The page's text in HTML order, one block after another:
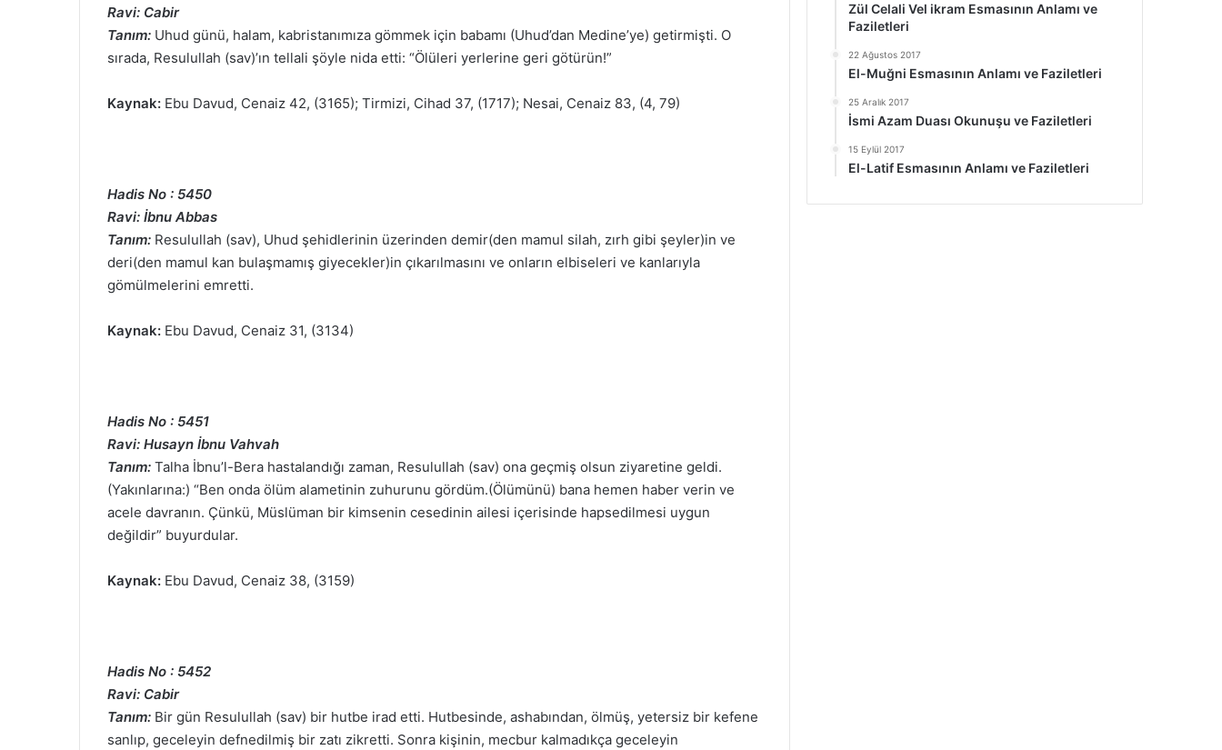
Ravi: Cabir
Tanım: Uhud günü, halam, kabristanımıza gömmek için babamı (Uhud’dan Medine’ye) getirmişti. O
sırada, Resulullah (sav)’ın tellali şöyle nida etti: “Ölüleri yerlerine geri götürün!”
Kaynak: Ebu Davud, Cenaiz 42, (3165); Tirmizi, Cihad 37, (1717); Nesai, Cenaiz 83, (4, 79)
Hadis No : 5450
Ravi: İbnu Abbas
Tanım: Resulullah (sav), Uhud şehidlerinin üzerinden demir(den mamul silah, zırh gibi şeyler)in ve
deri(den mamul kan bulaşmamış giyecekler)in çıkarılmasını ve onların elbiseleri ve kanlarıyla
gömülmelerini emretti.
Kaynak: Ebu Davud, Cenaiz 31, (3134)
Hadis No : 5451
Ravi: Husayn İbnu Vahvah
Tanım: Talha İbnu’l-Bera hastalandığı zaman, Resulullah (sav) ona geçmiş olsun ziyaretine geldi.
(Yakınlarına:) “Ben onda ölüm alametinin zuhurunu gördüm.(Ölümünü) bana hemen haber verin ve
acele davranın. Çünkü, Müslüman bir kimsenin cesedinin ailesi içerisinde hapsedilmesi uygun
değildir” buyurdular.
Kaynak: Ebu Davud, Cenaiz 38, (3159)
Hadis No : 5452
Ravi: Cabir
Tanım: Bir gün Resulullah (sav) bir hutbe irad etti. Hutbesinde, ashabından, ölmüş, yetersiz bir kefene
sanlıp, geceleyin defnedilmiş bir zatı zikretti. Sonra kişinin, mecbur kalmadıkça geceleyin
Zül Celali Vel ikram Esmasının Anlamı ve
Faziletleri
22 Ağustos 2017
El-Muğni Esmasının Anlamı ve Faziletleri
25 Aralık 2017
İsmi Azam Duası Okunuşu ve Faziletleri
15 Eylül 2017
El-Latif Esmasının Anlamı ve Faziletleri